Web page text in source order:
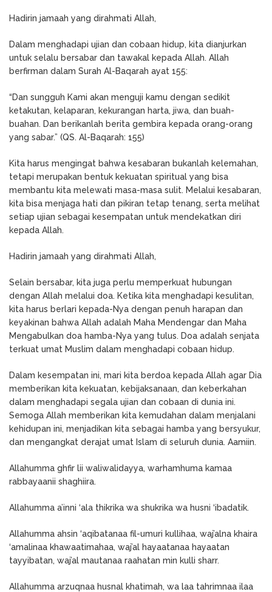
Hadirin jamaah yang dirahmati Allah,
Dalam menghadapi ujian dan cobaan hidup, kita dianjurkan
untuk selalu bersabar dan tawakal kepada Allah. Allah
berfirman dalam Surah Al-Baqarah ayat 155:
“Dan sungguh Kami akan menguji kamu dengan sedikit
ketakutan, kelaparan, kekurangan harta, jiwa, dan buah-
buahan. Dan berikanlah berita gembira kepada orang-orang
yang sabar.” (QS. Al-Baqarah: 155)
Kita harus mengingat bahwa kesabaran bukanlah kelemahan,
tetapi merupakan bentuk kekuatan spiritual yang bisa
membantu kita melewati masa-masa sulit. Melalui kesabaran,
kita bisa menjaga hati dan pikiran tetap tenang, serta melihat
setiap ujian sebagai kesempatan untuk mendekatkan diri
kepada Allah.
Hadirin jamaah yang dirahmati Allah,
Selain bersabar, kita juga perlu memperkuat hubungan
dengan Allah melalui doa. Ketika kita menghadapi kesulitan,
kita harus berlari kepada-Nya dengan penuh harapan dan
keyakinan bahwa Allah adalah Maha Mendengar dan Maha
Mengabulkan doa hamba-Nya yang tulus. Doa adalah senjata
terkuat umat Muslim dalam menghadapi cobaan hidup.
Dalam kesempatan ini, mari kita berdoa kepada Allah agar Dia
memberikan kita kekuatan, kebijaksanaan, dan keberkahan
dalam menghadapi segala ujian dan cobaan di dunia ini.
Semoga Allah memberikan kita kemudahan dalam menjalani
kehidupan ini, menjadikan kita sebagai hamba yang bersyukur,
dan mengangkat derajat umat Islam di seluruh dunia. Aamiin.
Allahumma ghfir lii waliwalidayya, warhamhuma kamaa
rabbayaanii shaghiira.
Allahumma a’inni ‘ala thikrika wa shukrika wa husni ‘ibadatik.
Allahumma ahsin ‘aqibatanaa fil-umuri kullihaa, waj’alna khaira
‘amalinaa khawaatimahaa, waj’al hayaatanaa hayaatan
tayyibatan, waj’al mautanaa raahatan min kulli sharr.
Allahumma arzuqnaa husnal khatimah, wa laa tahrimnaa ilaa